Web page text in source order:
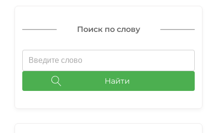
Поиск по слову
Найти